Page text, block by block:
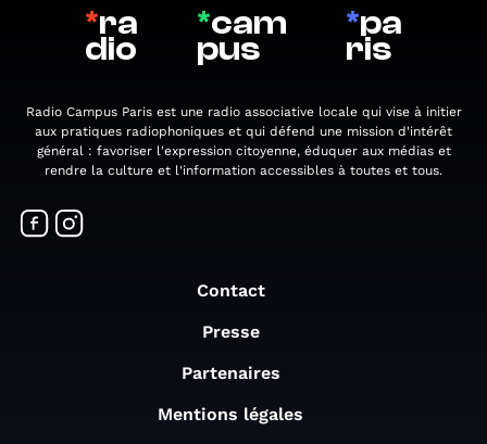
*ra
dio
*cam
pus
*pa
ris
Radio Campus Paris est une radio associative locale qui vise à initier
aux pratiques radiophoniques et qui défend une mission d'intérêt
général : favoriser l'expression citoyenne, éduquer aux médias et
rendre la culture et l'information accessibles à toutes et tous.
Contact
Presse
Partenaires
Mentions légales